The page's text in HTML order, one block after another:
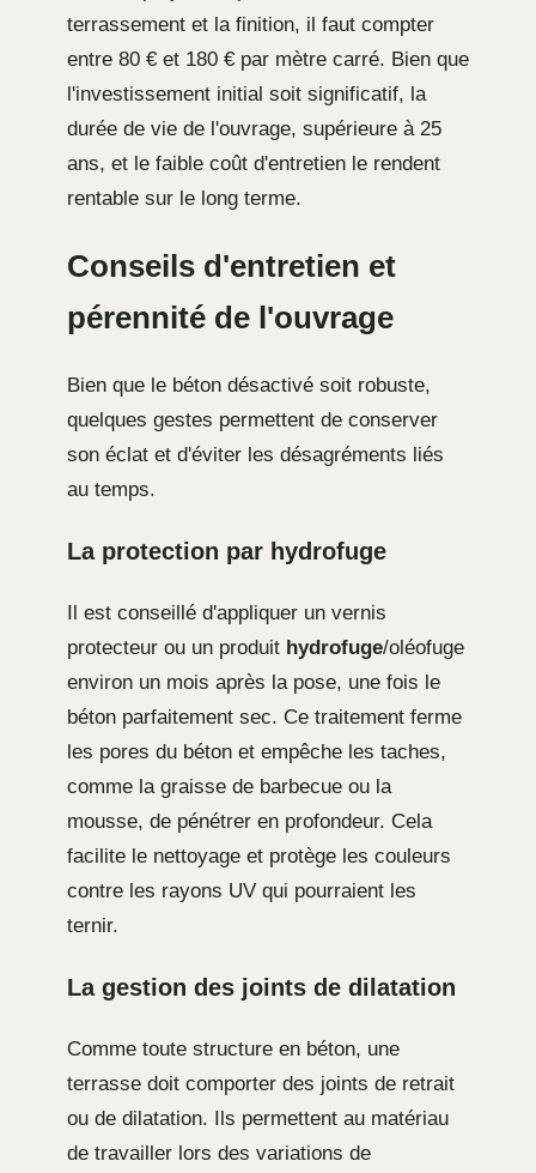
terrassement et la finition, il faut compter
entre 80 € et 180 € par mètre carré. Bien que
l'investissement initial soit significatif, la
durée de vie de l'ouvrage, supérieure à 25
ans, et le faible coût d'entretien le rendent
rentable sur le long terme.
Conseils d'entretien et
pérennité de l'ouvrage
Bien que le béton désactivé soit robuste,
quelques gestes permettent de conserver
son éclat et d'éviter les désagréments liés
au temps.
La protection par hydrofuge
Il est conseillé d'appliquer un vernis
protecteur ou un produit hydrofuge/oléofuge
environ un mois après la pose, une fois le
béton parfaitement sec. Ce traitement ferme
les pores du béton et empêche les taches,
comme la graisse de barbecue ou la
mousse, de pénétrer en profondeur. Cela
facilite le nettoyage et protège les couleurs
contre les rayons UV qui pourraient les
ternir.
La gestion des joints de dilatation
Comme toute structure en béton, une
terrasse doit comporter des joints de retrait
ou de dilatation. Ils permettent au matériau
de travailler lors des variations de